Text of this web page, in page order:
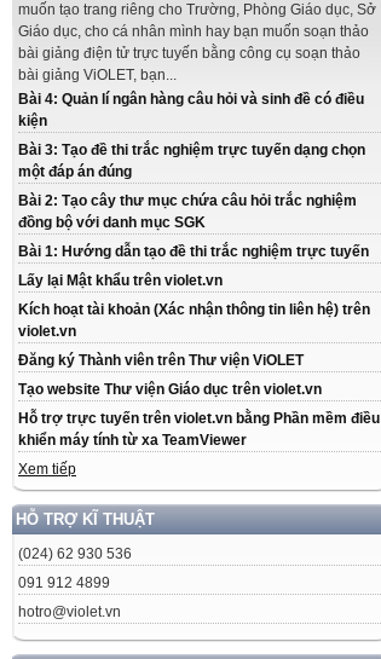
muốn tạo trang riêng cho Trường, Phòng Giáo dục, Sở
Giáo dục, cho cá nhân mình hay bạn muốn soạn thảo
bài giảng điện tử trực tuyến bằng công cụ soạn thảo
bài giảng ViOLET, bạn...
Bài 4: Quản lí ngân hàng câu hỏi và sinh đề có điều
kiện
Bài 3: Tạo đề thi trắc nghiệm trực tuyến dạng chọn
một đáp án đúng
Bài 2: Tạo cây thư mục chứa câu hỏi trắc nghiệm
đồng bộ với danh mục SGK
Bài 1: Hướng dẫn tạo đề thi trắc nghiệm trực tuyến
Lấy lại Mật khẩu trên violet.vn
Kích hoạt tài khoản (Xác nhận thông tin liên hệ) trên
violet.vn
Đăng ký Thành viên trên Thư viện ViOLET
Tạo website Thư viện Giáo dục trên violet.vn
Hỗ trợ trực tuyến trên violet.vn bằng Phần mềm điều
khiển máy tính từ xa TeamViewer
Xem tiếp
HỖ TRỢ KĨ THUẬT
(024) 62 930 536
091 912 4899
hotro@violet.vn